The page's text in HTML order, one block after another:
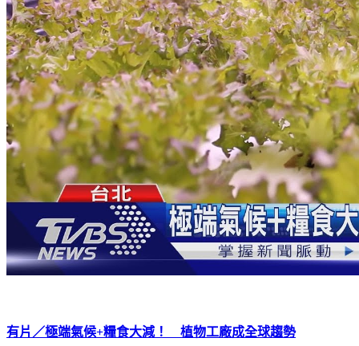
有片／極端氣候+糧食大減！ 植物工廠成全球趨勢